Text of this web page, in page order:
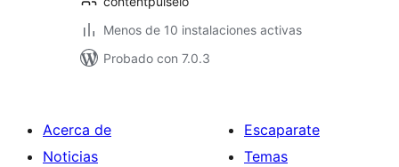
Menos de 10 instalaciones activas
Probado con 7.0.3
Acerca de
Noticias
Escaparate
Temas